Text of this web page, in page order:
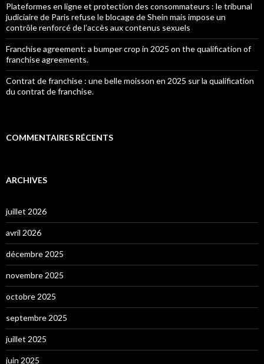
Plateformes en ligne et protection des consommateurs : le tribunal
judiciaire de Paris refuse le blocage de Shein mais impose un
contrôle renforcé de l’accès aux contenus sexuels
Franchise agreement: a bumper crop in 2025 on the qualification of
franchise agreements.
Contrat de franchise : une belle moisson en 2025 sur la qualification
du contrat de franchise.
COMMENTAIRES RÉCENTS
ARCHIVES
juillet 2026
avril 2026
décembre 2025
novembre 2025
octobre 2025
septembre 2025
juillet 2025
juin 2025